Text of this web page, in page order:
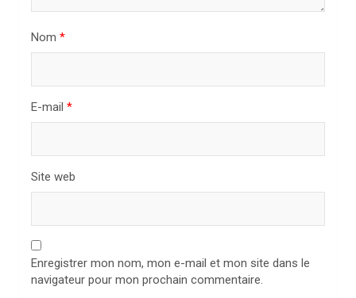
Nom *
E-mail *
Site web
Enregistrer mon nom, mon e-mail et mon site dans le
navigateur pour mon prochain commentaire.